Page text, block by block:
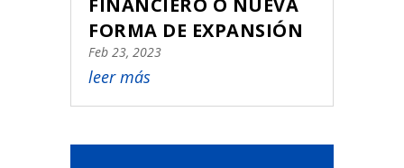
FORMA DE EXPANSIÓN
Feb 23, 2023
leer más